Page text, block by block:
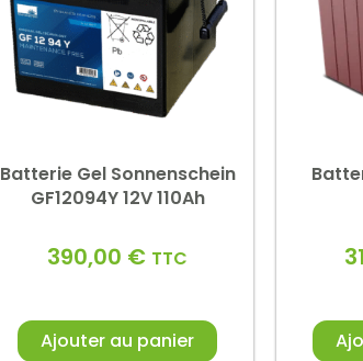
Batterie Gel Sonnenschein
GF12094Y 12V 110Ah
390,00 € TTC
Ajouter au panier